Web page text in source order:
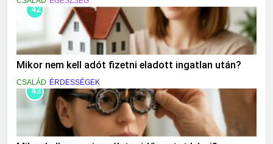
42
Mikor nem kell adót fizetni eladott ingatlan után?
CSALÁD ÉRDESSÉGEK
43